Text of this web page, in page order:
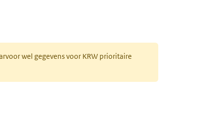
wel gegevens voor KRW prioritaire